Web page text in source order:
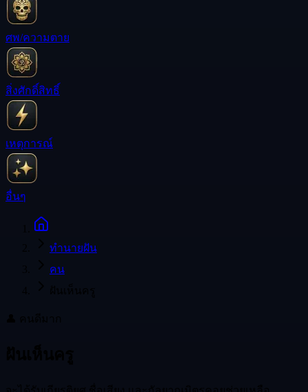
ศพ/ความตาย
สิ่งศักดิ์สิทธิ์
เหตุการณ์
อื่นๆ
ทำนายฝัน
คน